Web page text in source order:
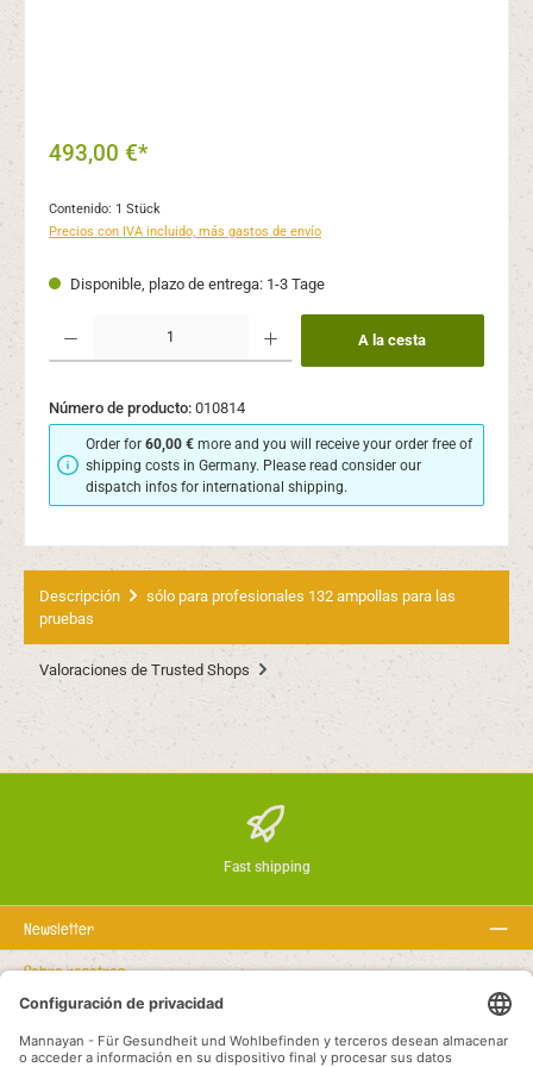
493,00 €*
Contenido: 1 Stück
Precios con IVA incluido, más gastos de envío
Disponible, plazo de entrega: 1-3 Tage
Cantidad del producto: introduce la cantidad deseada o usa los botones para
A la cesta
Número de producto: 010814
Order for60,00 € more and you will receive your order free of
shipping costs in Germany. Please read consider our
dispatch infos for international shipping.
Descripción
sólo para profesionales 132 ampollas para las
pruebas
Valoraciones de Trusted Shops
Fast shipping
Newsletter
Sobre nosotros
Textos legales
Línea de asistencia